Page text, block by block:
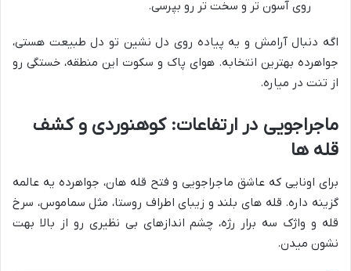
روی آسون تر و سخت تر رو بپرسی.
اگه دنبال آرامش و یه پیاده روی دل نشین تو دل طبیعت هستی،
جواهرده بهترین انتخابه. هوای پاک و سکوت این منطقه، خستگی رو
از تنت در میاره.
ماجراجویی در ارتفاعات: کوهنوردی و کشف
قله ها
برای اونایی که عاشق ماجراجویی و فتح قله هان، جواهرده یه عالمه
گزینه داره. قله های بلند و زیبای اطراف روستا، مثل سماموس، سرخ
قله و واژک سه برار رژه، چشم اندازهای بی نظیری رو از بالا بهت
نشون میدن.